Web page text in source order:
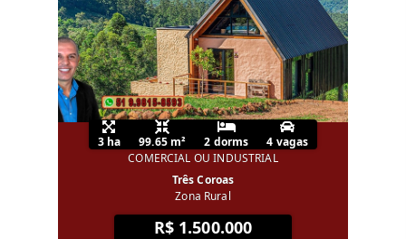
3 ha 99.65 m² 2 dorms
4 vagas
COMERCIAL OU INDUSTRIAL
Três Coroas
Zona Rural
R$ 1.500.000